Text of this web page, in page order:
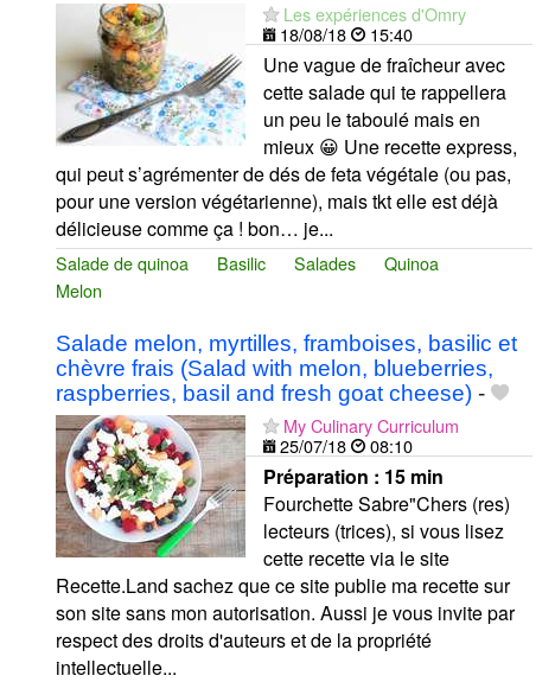
Les expériences d'Omry
18/08/18
15:40
Une vague de fraîcheur avec
cette salade qui te rappellera
un peu le taboulé mais en
mieux 😀 Une recette express,
qui peut s’agrémenter de dés de feta végétale (ou pas,
pour une version végétarienne), mais tkt elle est déjà
délicieuse comme ça ! bon… je...
Salade de quinoa Basilic Salades
Quinoa
Melon
Salade melon, myrtilles, framboises, basilic et
chèvre frais (Salad with melon, blueberries,
raspberries, basil and fresh goat cheese) -
My Culinary Curriculum
25/07/18
08:10
Préparation : 15 min
Fourchette Sabre"Chers (res)
lecteurs (trices), si vous lisez
cette recette via le site
Recette.Land sachez que ce site publie ma recette sur
son site sans mon autorisation. Aussi je vous invite par
respect des droits d'auteurs et de la propriété
intellectuelle...